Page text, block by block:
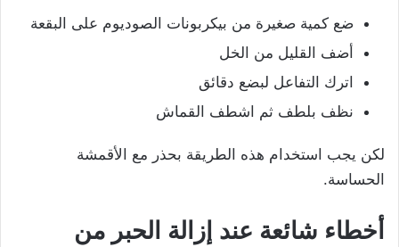
ضع كمية صغيرة من بيكربونات الصوديوم على البقعة
أضف القليل من الخل
اترك التفاعل لبضع دقائق
نظف بلطف ثم اشطف القماش
لكن يجب استخدام هذه الطريقة بحذر مع الأقمشة
الحساسة.
أخطاء شائعة عند إزالة الحبر من